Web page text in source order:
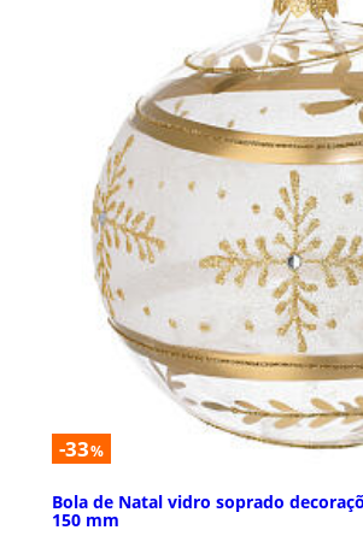
-33%
Bola de Natal vidro soprado
150 mm